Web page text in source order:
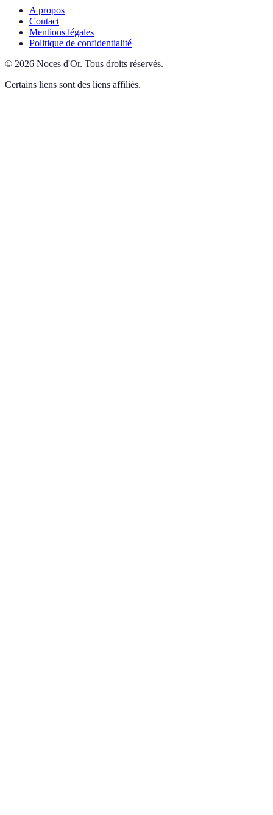
A propos
Contact
Mentions légales
Politique de confidentialité
© 2026 Noces d'Or. Tous droits réservés.
Certains liens sont des liens affiliés.